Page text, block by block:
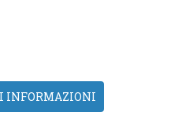
INFORMAZIONI